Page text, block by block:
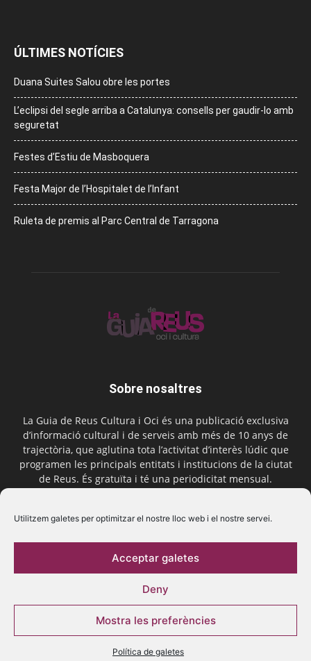
Utilitzem galetes per optimitzar el nostre lloc web i el nostre servei.
Acceptar galetes
Deny
Mostra les preferències
Política de galetes
ÚLTIMES NOTÍCIES
Duana Suites Salou obre les portes
L’eclipsi del segle arriba a Catalunya: consells per gaudir-lo amb
seguretat
Festes d’Estiu de Masboquera
Festa Major de l’Hospitalet de l’Infant
Ruleta de premis al Parc Central de Tarragona
Sobre nosaltres
La Guia de Reus Cultura i Oci és una publicació exclusiva
d’informació cultural i de serveis amb més de 10 anys de
trajectòria, que aglutina tota l’activitat d’interès lúdic que
programen les principals entitats i institucions de la ciutat
de Reus. És gratuïta i té una periodicitat mensual.
Segueix-nos
© 2016 La Guia de Reus | Creada per Be Marketing